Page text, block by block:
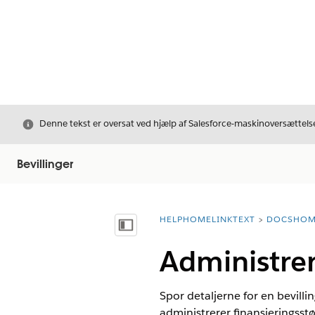
LukDenne tekst er oversat ved hjælp af Salesforce-
Bevillinger
Vis indholdsfortegnelse
breadcrumbDescription
HELPHOMELINKTEXT
Spor detaljerne for en